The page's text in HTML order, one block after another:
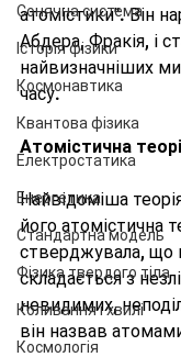
Сонячна система
Історія фізики
Космонавтика
Квантова фізика
Електростатика
Енергетика
Стандартна модель
Фізика твердого тіла
Коливання і хвилі
Космологія
атомістики". Він
Абдера, Фракія, і
найвизначніших
часу.
Атомістична
Найвідоміша
його атомістична
стверджувала, що
складається з
невидимих,
він назвав